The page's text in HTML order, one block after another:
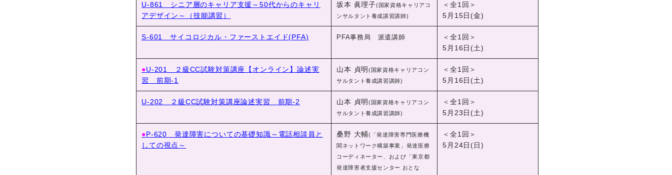
U-861 シニア層のキャリア支援～50代からのキャリ
アデザイン～（技能講習）
坂本 眞理子(国家資格キャリアコ
ンサルタント養成講習講師)
＜全1回＞
5月15日(金)
S-601 サイコロジカル・ファーストエイド(PFA) PFA事務局 派遣講師
＜全1回＞
5月16日(土)
●U-201 ２級CC試験対策講座【オンライン】論述実
習 前期-1
山本 貞明(国家資格キャリアコン
サルタント養成講習講師)
＜全1回＞
5月16日(土)
U-202 ２級CC試験対策講座論述実習 前期-2 山本 貞明(国家資格キャリアコン
サルタント養成講習講師)
＜全1回＞
5月23日(土)
●P-620 発達障害についての基礎知識～電話相談員と
しての視点～
桑野 大輔(「発達障害専門医療機
関ネットワーク構築事業」発達医療
コーディネーター、および「東京都
発達障害者支援センター おとな
＜全1回＞
5月24日(日)